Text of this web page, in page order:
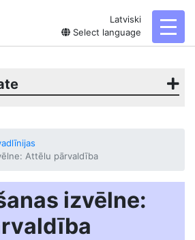
Latviski
Select language
Attēlu pārvaldība
izvēlne: